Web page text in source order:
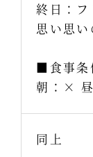
終日：フ
思い思
■食事条
朝：×
同上